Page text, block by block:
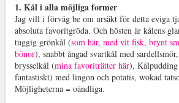
1. Kål i alla möjliga former
Jag vill i förväg be om ursäkt för detta eviga
absoluta favoritgröda. Och hösten är kålens
tuggig grönkål (som här, med vit fisk, brynt
bönor), snabbt ångad svartkål med
brysselkål (mina favoriträtter här),
fantastiskt) med lingon och potatis, wokad
Möjligheterna = oändliga.